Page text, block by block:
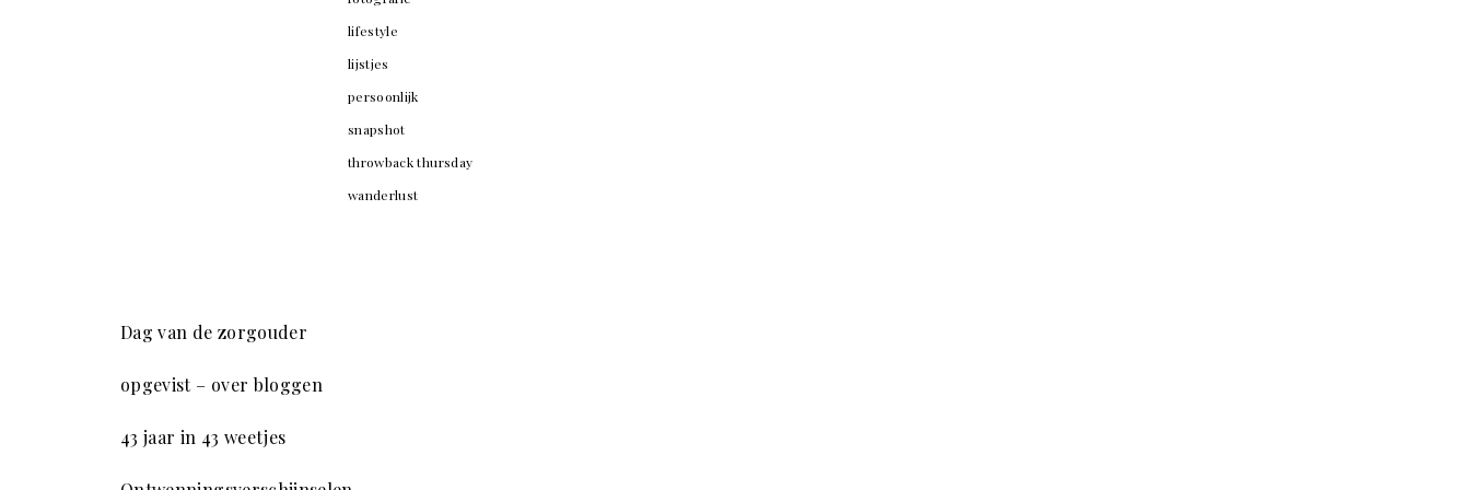
lifestyle
lijstjes
persoonlijk
snapshot
throwback thursday
wanderlust
Dag van de zorgouder
opgevist – over bloggen
43 jaar in 43 weetjes